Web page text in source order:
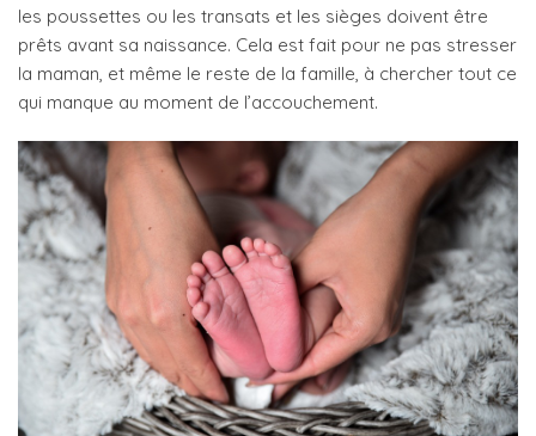
les poussettes ou les transats et les sièges doivent être
prêts avant sa naissance. Cela est fait pour ne pas stresser
la maman, et même le reste de la famille, à chercher tout ce
qui manque au moment de l’accouchement.